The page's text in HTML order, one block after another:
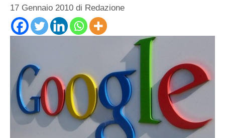
17 Gennaio 2010 di Redazione